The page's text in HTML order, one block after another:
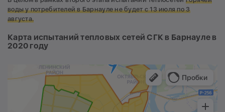
воды у потребителей в Барнауле не будет с 13 июля по 3
августа.
Карта испытаний тепловых сетей СГК в Барнауле в
2020 году